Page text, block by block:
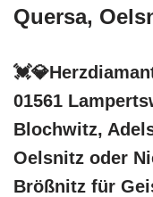
Quersa,
01561
Blochwitz,
Oelsnitz oder
Brößnitz für